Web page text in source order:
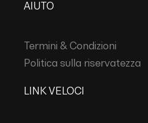
AIUTO
Termini & Condizioni
Politica sulla riservatezza
LINK VELOCI